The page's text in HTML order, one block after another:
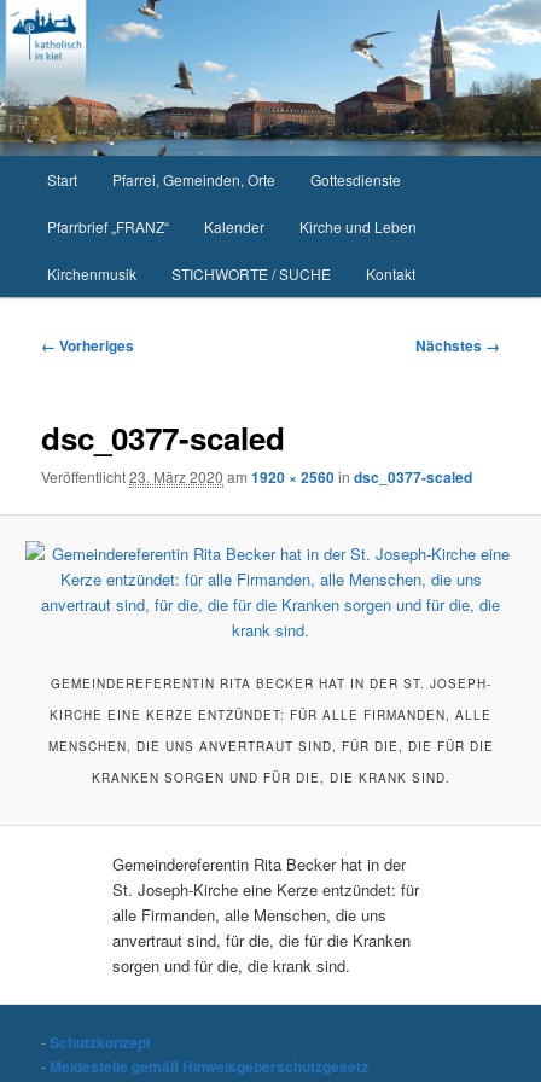
Zum
primären
Inhalt
springen
Start Pfarrei, Gemeinden, Orte Gottesdienste
Pfarrbrief „FRANZ“ Kalender Kirche und Leben
Kirchenmusik STICHWORTE / SUCHE Kontakt
Bilder-
← Vorheriges Nächstes →
dsc_0377-scaled
Veröffentlicht23. März 2020 am1920 × 2560indsc_0377-scaled
GEMEINDEREFERENTIN RITA BECKER HAT IN DER ST. JOSEPH-
KIRCHE EINE KERZE ENTZÜNDET: FÜR ALLE FIRMANDEN, ALLE
MENSCHEN, DIE UNS ANVERTRAUT SIND, FÜR DIE, DIE FÜR DIE
KRANKEN SORGEN UND FÜR DIE, DIE KRANK SIND.
Gemeindereferentin Rita Becker hat in der
St. Joseph-Kirche eine Kerze entzündet: für
alle Firmanden, alle Menschen, die uns
anvertraut sind, für die, die für die Kranken
sorgen und für die, die krank sind.
-Schutzkonzept
- Meldestelle gemäß Hinweisgeberschutzgesetz